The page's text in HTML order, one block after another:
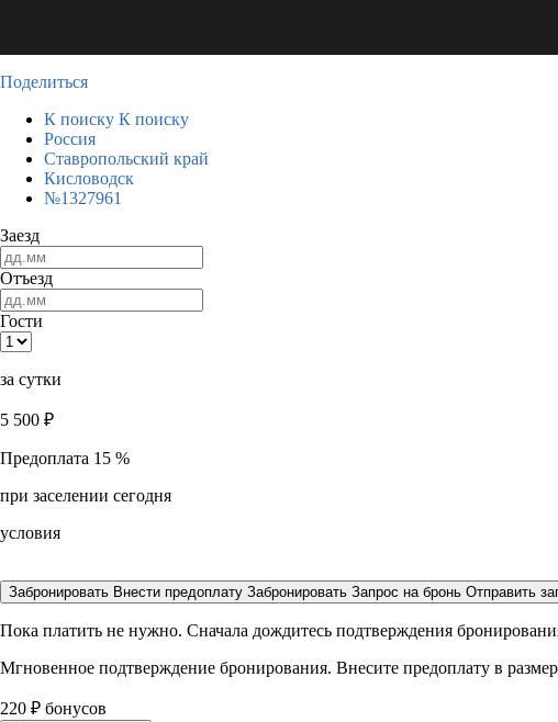
Поделиться
К поиску К поиску
Россия
Ставропольский край
Кисловодск
№1327961
Заезд
Отъезд
Гости
за сутки
5 500 ₽
Предоплата 15 %
при заселении сегодня
условия
Забронировать Внести предоплату Забронировать Запрос на бронь Отправить
Пока платить не нужно. Сначала дождитесь подтверждения
Мгновенное подтверждение бронирования. Внесите предоплату в
220 ₽ бонусов